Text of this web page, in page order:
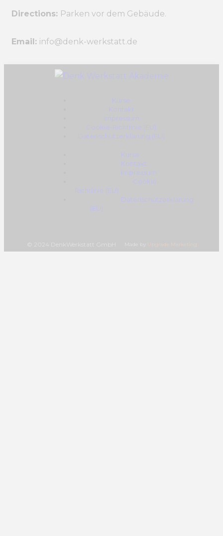
Directions: Parken vor dem Gebäude.
Email: info@denk-werkstatt.de
Kurse
Kontakt
Impressum
Cookie-Richtlinie (EU)
Datenschutzerklärung (EU)
Kurse
Kontakt
Impressum
Cookie-
Richtlinie (EU)
Datenschutzerklärung
(EU)
© 2024 DenkWerkstatt GmbH Made by Upgrade Marketing